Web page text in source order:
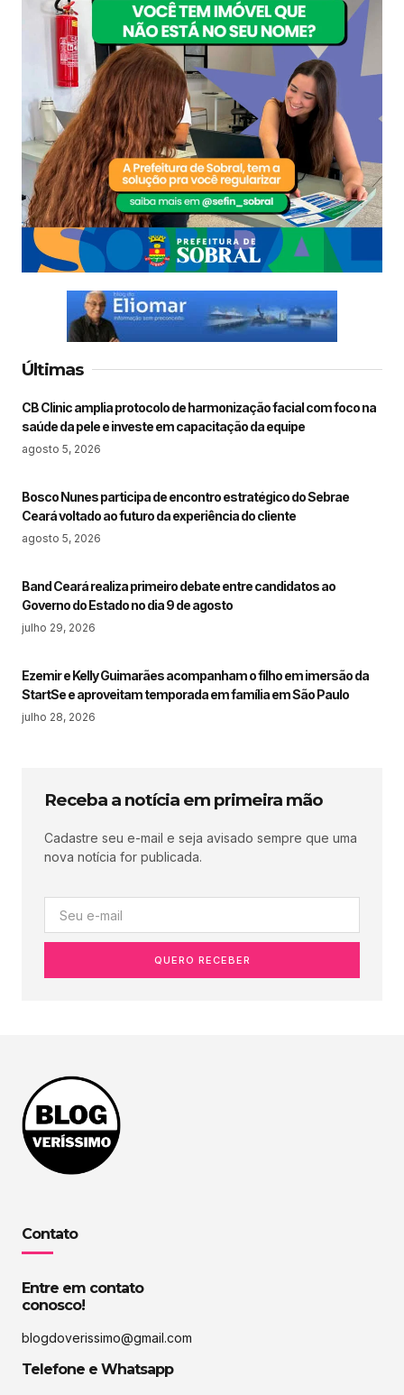
Últimas
CB Clinic amplia protocolo de harmonização facial com foco na
saúde da pele e investe em capacitação da equipe
agosto 5, 2026
Bosco Nunes participa de encontro estratégico do Sebrae
Ceará voltado ao futuro da experiência do cliente
agosto 5, 2026
Band Ceará realiza primeiro debate entre candidatos ao
Governo do Estado no dia 9 de agosto
julho 29, 2026
Ezemir e Kelly Guimarães acompanham o filho em imersão da
StartSe e aproveitam temporada em família em São Paulo
julho 28, 2026
Receba a notícia em primeira mão
Cadastre seu e-mail e seja avisado sempre que uma
nova notícia for publicada.
QUERO RECEBER
Contato
Entre em contato
conosco!
blogdoverissimo@gmail.com
Telefone e Whatsapp